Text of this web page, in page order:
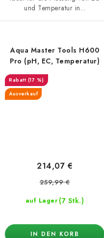
und Temperatur in...
Aqua Master Tools H600
Pro (pH, EC, Temperatur)
(17 %)
Ausverkauf
auf Lager (7 Stk.)
214,07 €
259,99 €
IN DEN KORB